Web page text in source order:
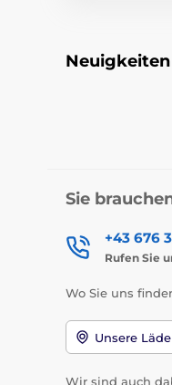
Sie
+43 676
Rufen Sie
Wo Sie uns
Unsere
Wir sind auch